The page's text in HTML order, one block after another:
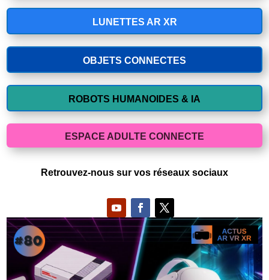
LUNETTES AR XR
OBJETS CONNECTES
ROBOTS HUMANOIDES & IA
ESPACE ADULTE CONNECTE
Retrouvez-nous sur vos réseaux sociaux